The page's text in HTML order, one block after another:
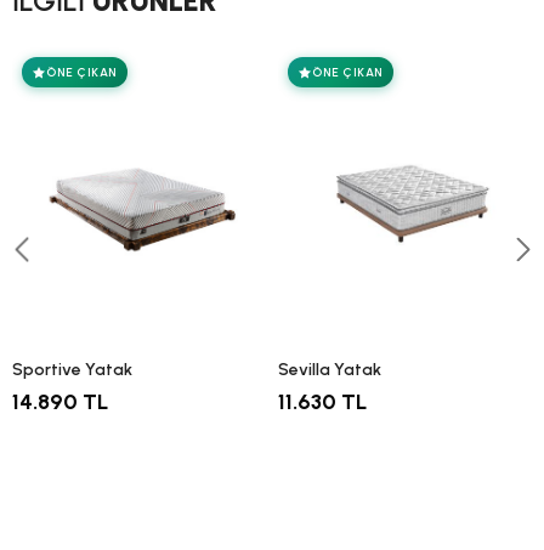
ÖNE ÇIKAN
Sportive Yatak
14.890 TL
ÖNE ÇIKAN
Sevilla Yatak
11.630 TL